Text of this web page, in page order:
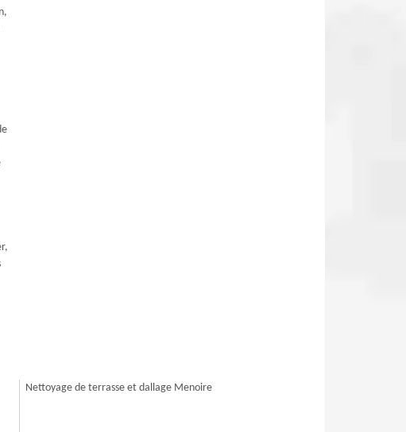
Nettoyage de terrasse et dallage Menoire